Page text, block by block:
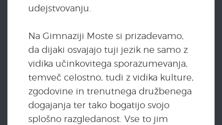
udejstvovanju.
Na Gimnaziji Moste si prizadevamo,
da dijaki osvajajo tuji jezik ne samo z
vidika učinkovitega sporazumevanja,
temveč celostno, tudi z vidika kulture,
zgodovine in trenutnega družbenega
dogajanja ter tako bogatijo svojo
splošno razgledanost. Vse to jim